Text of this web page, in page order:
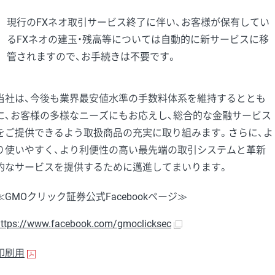
現行のFXネオ取引サービス終了に伴い、お客様が保有してい
るFXネオの建玉・残高等については自動的に新サービスに移
管されますので、お手続きは不要です。
社は、今後も業界最安値水準の手数料体系を維持するととも
、お客様の多様なニーズにもお応えし、総合的な金融サービス
ご提供できるよう取扱商品の充実に取り組みます。さらに、よ
使いやすく、より利便性の高い最先端の取引システムと革新
なサービスを提供するために邁進してまいります。
クリック証券公式Facebookページ≫
www.facebook.com/gmoclicksec
刷用